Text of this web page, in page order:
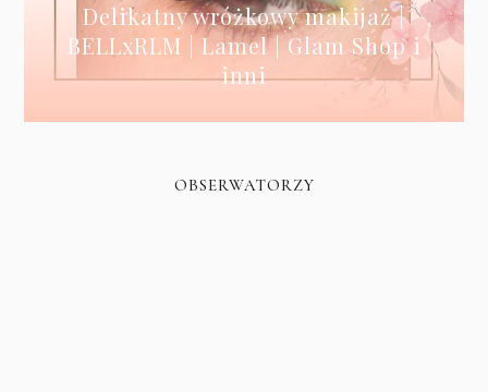
Delikatny wróżkowy makijaż |
BELLxRLM | Lamel | Glam Shop i
inni
OBSERWATORZY